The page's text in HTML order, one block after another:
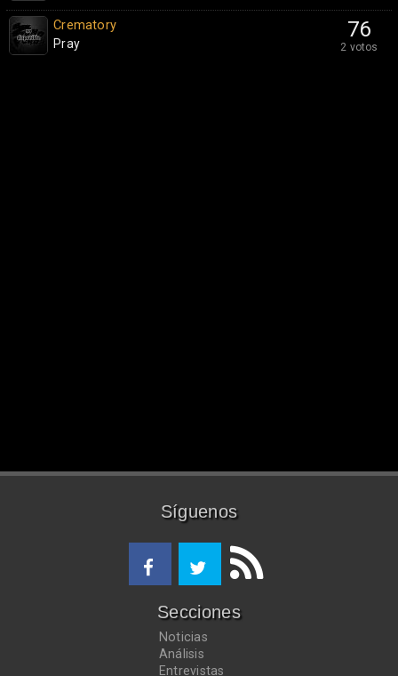
76
2 votos
Crematory
Pray
Síguenos
Secciones
Noticias
Análisis
Entrevistas